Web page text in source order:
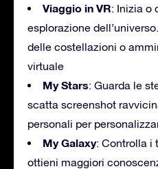
Viaggio in VR: Inizia o
esplorazione
delle costellazioni o
virtuale
My Stars: Guarda le
scatta screenshot
personali per
My Galaxy: Controlla i
ottieni maggiori